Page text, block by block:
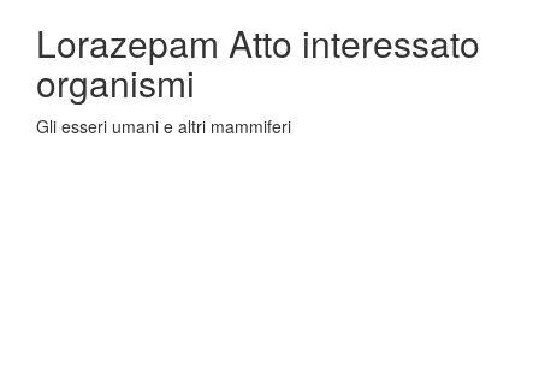
Lorazepam Atto interessato
organismi
Gli esseri umani e altri mammiferi